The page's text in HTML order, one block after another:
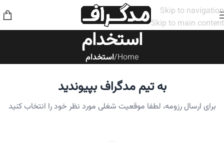
Skip to navigation
Skip to main content
استخدام
Home
/استخدام
به تیم مدگراف بپیوندید
برای ارسال رزومه، لطفا موقعیت شغلی مورد نظر خود را انتخاب کنید